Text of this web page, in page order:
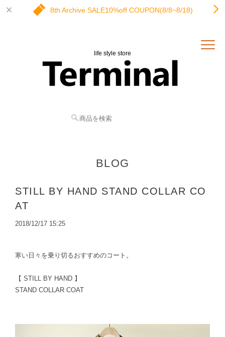
8th Archive SALE10%off COUPON(8/8~8/18)
life style store
BLOG
STILL BY HAND STAND COLLAR CO
AT
2018/12/17 15:25
寒い日々を乗り切るおすすめのコート。
【 STILL BY HAND 】
STAND COLLAR COAT